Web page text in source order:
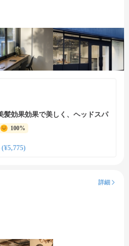
髪効果効果で美しく、ヘッドスパ
100%
詳細